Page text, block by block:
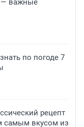
— важные
по погоде 7
рецепт
самым вкусом из